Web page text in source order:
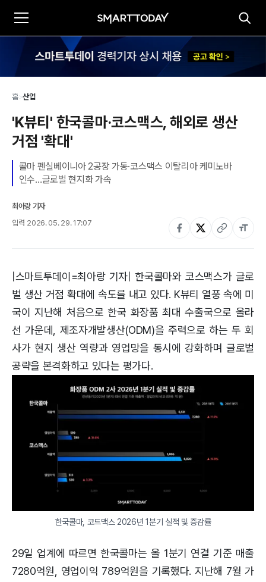
홈>산업
'K뷰티' 한국콜마·코스맥스, 해외로 생산
거점 '확대'
콜마 펜실베이니아 2공장 가동·코스맥스 이탈리아 케미노바
인수…글로벌 현지화 가속
최아랑 기자
입력 2026. 05. 29. 17:07
|스마트투데이=최아랑 기자| 한국콜마와 코스맥스가 글로
벌 생산 거점 확대에 속도를 내고 있다. K뷰티 열풍 속에 미
국이 지난해 처음으로 한국 화장품 최대 수출국으로 올라
선 가운데, 제조자개발생산(ODM)을 주력으로 하는 두 회
사가 현지 생산 역량과 영업망을 동시에 강화하며 글로벌
공략을 본격화하고 있다는 평가다.
한국콜마, 코드맥스 2026년 1분기 실적 및 증감률
29일 업계에 따르면 한국콜마는 올 1분기 연결 기준 매출
7280억원, 영업이익 789억원을 기록했다. 지난해 7월 가